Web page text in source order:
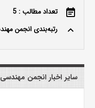
event_note تعداد مطالب : 5
keyboard_arrow_up رتبه‌بندی انجمن
سایر اخبار انجمن